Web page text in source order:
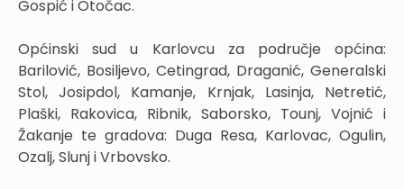
Gospić i Otočac.
Općinski sud u Karlovcu za područje općina:
Barilović, Bosiljevo, Cetingrad, Draganić, Generalski
Stol, Josipdol, Kamanje, Krnjak, Lasinja, Netretić,
Plaški, Rakovica, Ribnik, Saborsko, Tounj, Vojnić i
Žakanje te gradova: Duga Resa, Karlovac, Ogulin,
Ozalj, Slunj i Vrbovsko.